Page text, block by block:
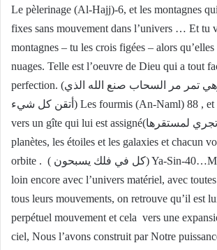
Le pèlerinage (Al-Hajj)-6, et les montagnes
fixes sans mouvement dans l’univers … Et tu
montagnes – tu les crois figées – alors qu’elles
nuages. Telle est l’oeuvre de Dieu qui a tout
perfection. (تحسبها جامدة وهي تمر مر السحاب صنع الله الذي
أتقن كل شيء) Les fourmis (An-Naml) 88 , et le soleil qui court
vers un gîte qui lui est assigné(تجري لمستقرها) Ya-Sin-38, Les
planètes, les étoiles et les galaxies et chacun
orbite . ( كل في فلك يسبحون) Ya-Sin-40…Mais en allant plus
loin encore avec l’univers matériel, avec
tous leurs mouvements, on retrouve qu’il est
perpétuel mouvement et cela vers une
ciel, Nous l’avons construit par Notre